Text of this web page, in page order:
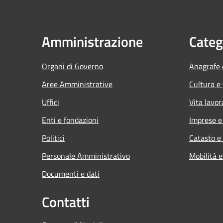
Amministrazione
Organi di Governo
Aree Amministrative
Uffici
Enti e fondazioni
Politici
Personale Amministrativo
Documenti e dati
Cultura
Vita
Imprese
Catasto
Mobilità
Contatti